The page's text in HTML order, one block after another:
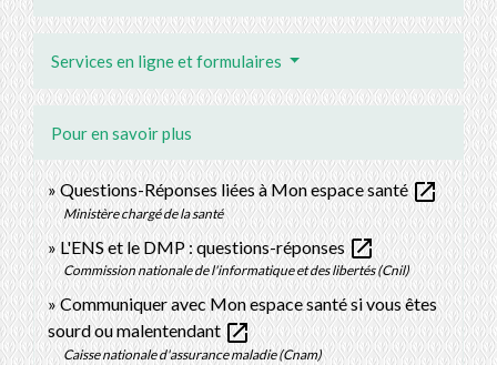
Services en ligne et formulaires
Pour en savoir plus
Questions-Réponses liées à Mon espace santéopen_in_new
Ministère chargé de la santé
L'ENS et le DMP : questions-réponsesopen_in_new
Commission nationale de l'informatique et des libertés (Cnil)
Communiquer avec Mon espace santé si vous êtes
sourd ou malentendantopen_in_new
Caisse nationale d'assurance maladie (Cnam)